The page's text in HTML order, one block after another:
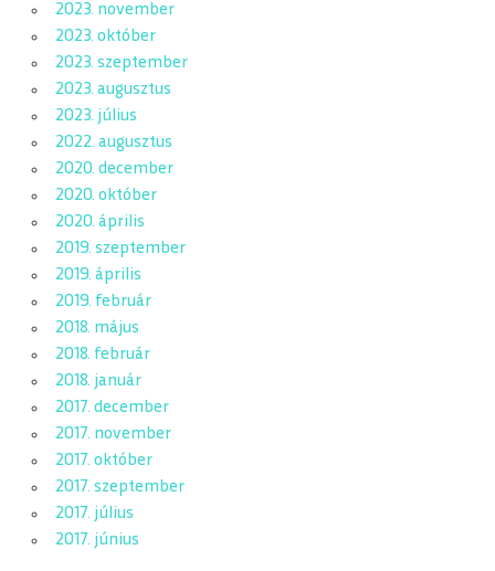
2023. november
2023. október
2023. szeptember
2023. augusztus
2023. július
2022. augusztus
2020. december
2020. október
2020. április
2019. szeptember
2019. április
2019. február
2018. május
2018. február
2018. január
2017. december
2017. november
2017. október
2017. szeptember
2017. július
2017. június